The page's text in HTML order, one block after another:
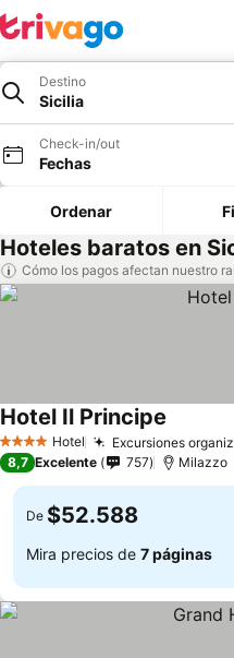
Destino
Sicilia
Check-in/out
Fechas
Ordenar
Hoteles baratos en
Cómo los pagos afectan nuestro
4 EstrellasHotel Excursiones
Hotel Il Principe
8,7 Excelente 757 Milazzo
De $52.588
Mira precios de 7 páginas